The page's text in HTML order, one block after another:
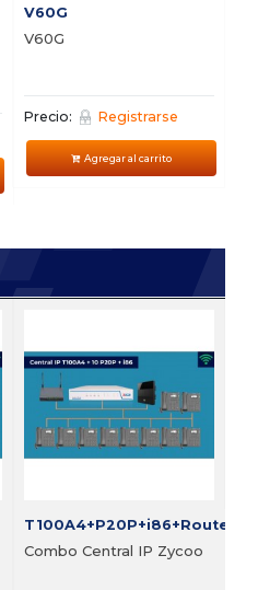
V60G
V60G
Precio: Registrarse
Agregar al carrito
T100A4+P20P+i86+Router
Combo Central IP Zycoo